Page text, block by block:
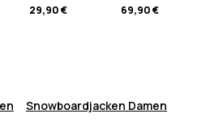
29,90 €
69,90 €
Snowboardjacken Damen